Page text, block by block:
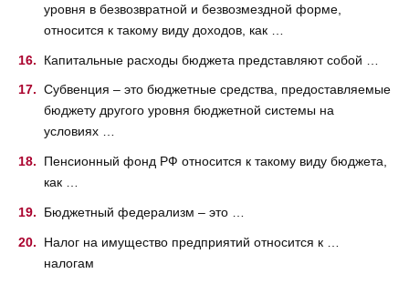
уровня в безвозвратной и безвозмездной форме,
относится к такому виду доходов, как …
Капитальные расходы бюджета представляют собой …
Субвенция – это бюджетные средства, предоставляемые
бюджету другого уровня бюджетной системы на
условиях …
Пенсионный фонд РФ относится к такому виду бюджета,
как …
Бюджетный федерализм – это …
Налог на имущество предприятий относится к …
налогам